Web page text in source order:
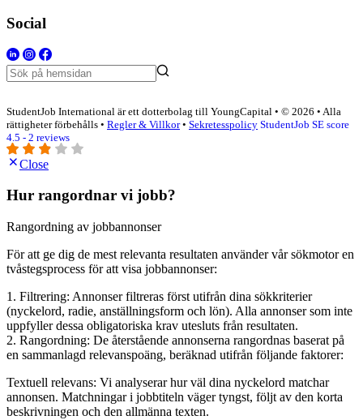
Social
StudentJob International är ett dotterbolag till YoungCapital • © 2026 • Alla
rättigheter förbehålls • Regler & Villkor• Sekretesspolicy StudentJob SE score
4.5 - 2 reviews
Close
Hur rangordnar vi jobb?
Rangordning av jobbannonser
För att ge dig de mest relevanta resultaten använder vår sökmotor en
tvåstegsprocess för att visa jobbannonser:
1. Filtrering: Annonser filtreras först utifrån dina sökkriterier
(nyckelord, radie, anställningsform och lön). Alla annonser som inte
uppfyller dessa obligatoriska krav utesluts från resultaten.
2. Rangordning: De återstående annonserna rangordnas baserat på
en sammanlagd relevanspoäng, beräknad utifrån följande faktorer:
Textuell relevans: Vi analyserar hur väl dina nyckelord matchar
annonsen. Matchningar i jobbtiteln väger tyngst, följt av den korta
beskrivningen och den allmänna texten.